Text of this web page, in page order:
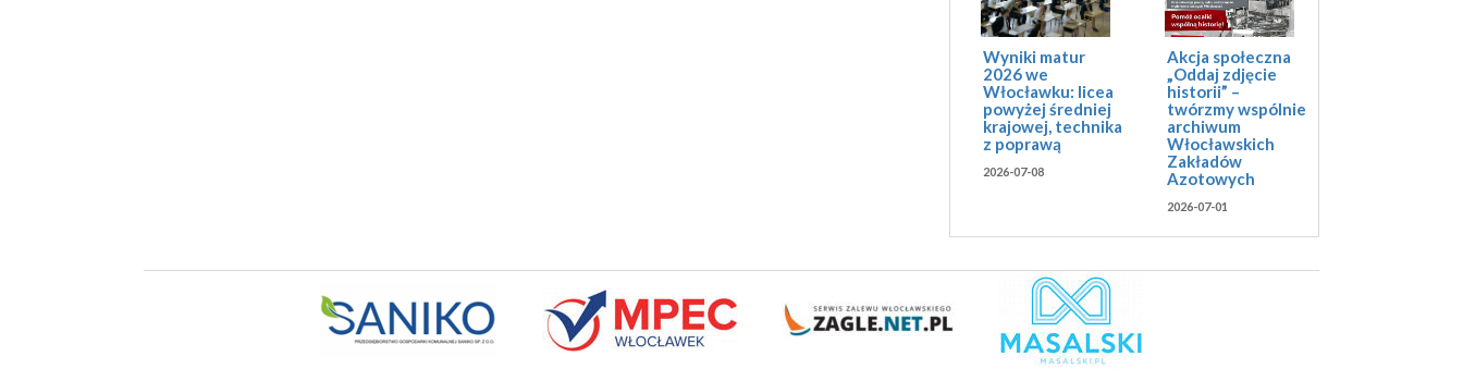
Wyniki matur
2026 we
Włocławku: licea
powyżej średniej
krajowej, technika
z poprawą
2026-07-08
Akcja społeczna
„Oddaj zdjęcie
historii” –
twórzmy wspólnie
archiwum
Włocławskich
Zakładów
Azotowych
2026-07-01